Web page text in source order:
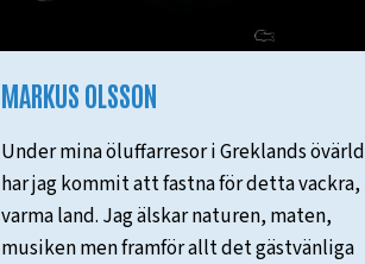
MARKUS OLSSON
Under mina öluffarresor i Greklands övärld
har jag kommit att fastna för detta vackra,
varma land. Jag älskar naturen, maten,
musiken men framför allt det gästvänliga